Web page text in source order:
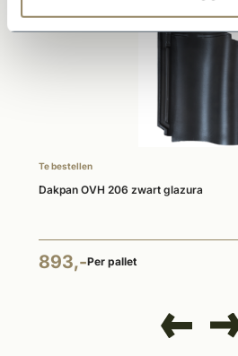
Te bestellen
Dakpan OVH 206 zwart glazura
893,-Per pallet